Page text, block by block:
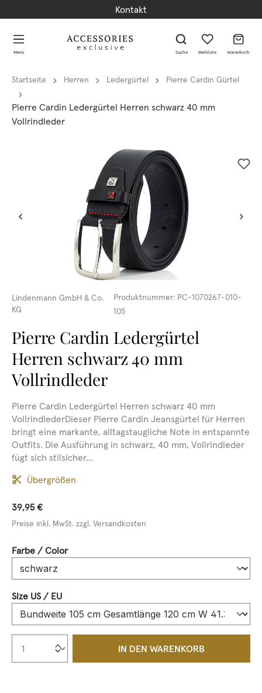
Kontakt
Menü Suche Merkliste Warenkorb
Startseite Herren Ledergürtel Pierre Cardin Gürtel
Pierre Cardin Ledergürtel Herren schwarz 40 mm
Vollrindleder
Lindenmann GmbH & Co.
KG
Produktnummer: PC-1070267-010-
105
Pierre Cardin Ledergürtel
Herren schwarz 40 mm
Vollrindleder
Pierre Cardin Ledergürtel Herren schwarz 40 mm
VollrindlederDieser Pierre Cardin Jeansgürtel für Herren
bringt eine markante, alltagstaugliche Note in entspannte
Outfits. Die Ausführung in schwarz, 40 mm, Vollrindleder
fügt sich stilsicher...
Übergrößen
39,95 €
Preise inkl. MwSt. zzgl. Versandkosten
Farbe / Colorauswählen
Size US / EUauswählen
Produkt Anzahl: Gib den
IN DEN WARENKORB